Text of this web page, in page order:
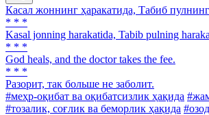
Касал жоннинг ҳаракатида, Табиб
* * *
Kasal jonning harakatida, Tabib pulning
* * *
God heals, and the doctor takes the fee.
* * *
Разорит, так больше не заболит.
#меҳр-оқибат ва оқибатсизлик ҳақида
#тозалик, соғлик ва беморлик ҳақида